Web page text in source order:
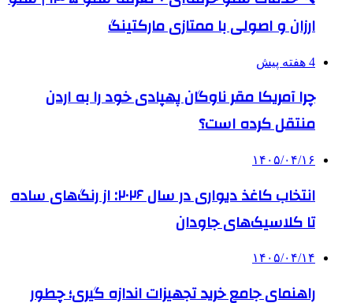
ارزان و اصولی با ممتازی مارکتینگ
4 هفته پیش
چرا آمریکا مقر ناوگان پهپادی خود را به اردن
منتقل کرده است؟
۱۴۰۵/۰۴/۱۶
انتخاب کاغذ دیواری در سال ۲۰۲۶: از رنگ‌های ساده
تا کلاسیک‌های جاودان
۱۴۰۵/۰۴/۱۴
راهنمای جامع خرید تجهیزات اندازه گیری؛ چطور